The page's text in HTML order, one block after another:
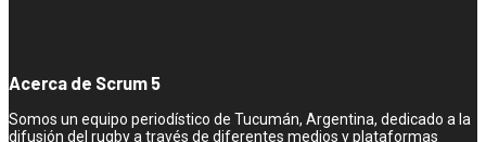
Acerca de Scrum 5
Somos un equipo periodístico de Tucumán, Argentina, dedicado a la
difusión del rugby a través de diferentes medios y plataformas